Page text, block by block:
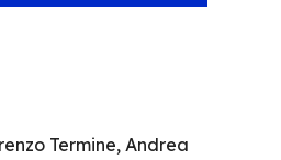
Termine, Andrea